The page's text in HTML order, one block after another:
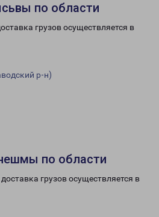
по области
грузов осуществляется в
р-н)
по области
грузов осуществляется в